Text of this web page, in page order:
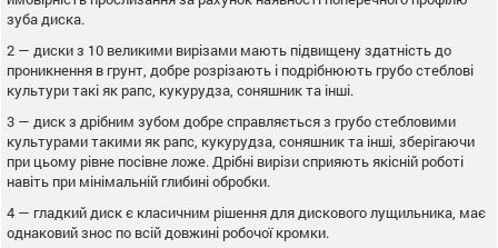
зуба диска.
2 — диски з 10 великими вирізами мають підвищену здатність до
проникнення в грунт, добре розрізають і подрібнюють грубо стеблові
культури такі як рапс, кукурудза, соняшник та інші.
3 — диск з дрібним зубом добре справляється з грубо стебловими
культурами такими як рапс, кукурудза, соняшник та інші, зберігаючи
при цьому рівне посівне ложе. Дрібні вирізи сприяють якісній роботі
навіть при мінімальній глибині обробки.
4 — гладкий диск є класичним рішення для дискового лущильника, має
однаковий знос по всій довжині робочої кромки.